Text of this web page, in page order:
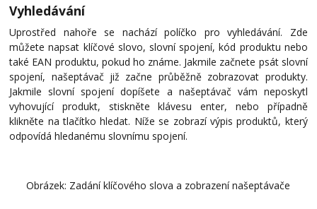
Vyhledávání
Uprostřed nahoře se nachází políčko pro vyhledávání. Zde
můžete napsat klíčové slovo, slovní spojení, kód produktu nebo
také EAN produktu, pokud ho známe. Jakmile začnete psát slovní
spojení, našeptávač již začne průběžně zobrazovat produkty.
Jakmile slovní spojení dopíšete a našeptávač vám neposkytl
vyhovující produkt, stiskněte klávesu enter, nebo případně
klikněte na tlačítko hledat. Níže se zobrazí výpis produktů, který
odpovídá hledanému slovnímu spojení.
Obrázek: Zadání klíčového slova a zobrazení našeptávače